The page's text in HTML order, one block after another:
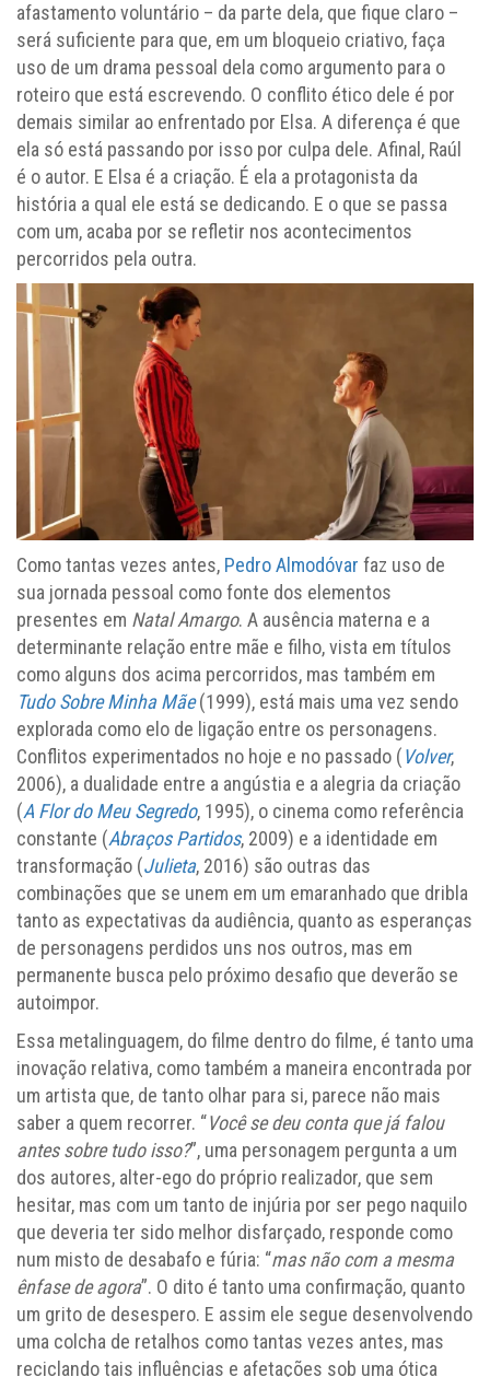
afastamento voluntário – da parte dela, que fique claro –
será suficiente para que, em um bloqueio criativo, faça
uso de um drama pessoal dela como argumento para o
roteiro que está escrevendo. O conflito ético dele é por
demais similar ao enfrentado por Elsa. A diferença é que
ela só está passando por isso por culpa dele. Afinal, Raúl
é o autor. E Elsa é a criação. É ela a protagonista da
história a qual ele está se dedicando. E o que se passa
com um, acaba por se refletir nos acontecimentos
percorridos pela outra.
Como tantas vezes antes, Pedro Almodóvar faz uso de
sua jornada pessoal como fonte dos elementos
presentes em Natal Amargo. A ausência materna e a
determinante relação entre mãe e filho, vista em títulos
como alguns dos acima percorridos, mas também em
Tudo Sobre Minha Mãe(1999), está mais uma vez sendo
explorada como elo de ligação entre os personagens.
Conflitos experimentados no hoje e no passado (Volver,
2006), a dualidade entre a angústia e a alegria da criação
(A Flor do Meu Segredo, 1995), o cinema como referência
constante (Abraços Partidos, 2009) e a identidade em
transformação (Julieta, 2016) são outras das
combinações que se unem em um emaranhado que dribla
tanto as expectativas da audiência, quanto as esperanças
de personagens perdidos uns nos outros, mas em
permanente busca pelo próximo desafio que deverão se
autoimpor.
Essa metalinguagem, do filme dentro do filme, é tanto uma
inovação relativa, como também a maneira encontrada por
um artista que, de tanto olhar para si, parece não mais
saber a quem recorrer. “Você se deu conta que já falou
antes sobre tudo isso?”, uma personagem pergunta a um
dos autores, alter-ego do próprio realizador, que sem
hesitar, mas com um tanto de injúria por ser pego naquilo
que deveria ter sido melhor disfarçado, responde como
num misto de desabafo e fúria: “mas não com a mesma
ênfase de agora”. O dito é tanto uma confirmação, quanto
um grito de desespero. E assim ele segue desenvolvendo
uma colcha de retalhos como tantas vezes antes, mas
reciclando tais influências e afetações sob uma ótica